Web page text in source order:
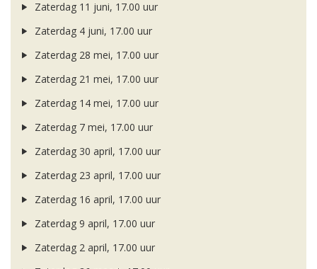
Zaterdag 11 juni, 17.00 uur
Zaterdag 4 juni, 17.00 uur
Zaterdag 28 mei, 17.00 uur
Zaterdag 21 mei, 17.00 uur
Zaterdag 14 mei, 17.00 uur
Zaterdag 7 mei, 17.00 uur
Zaterdag 30 april, 17.00 uur
Zaterdag 23 april, 17.00 uur
Zaterdag 16 april, 17.00 uur
Zaterdag 9 april, 17.00 uur
Zaterdag 2 april, 17.00 uur